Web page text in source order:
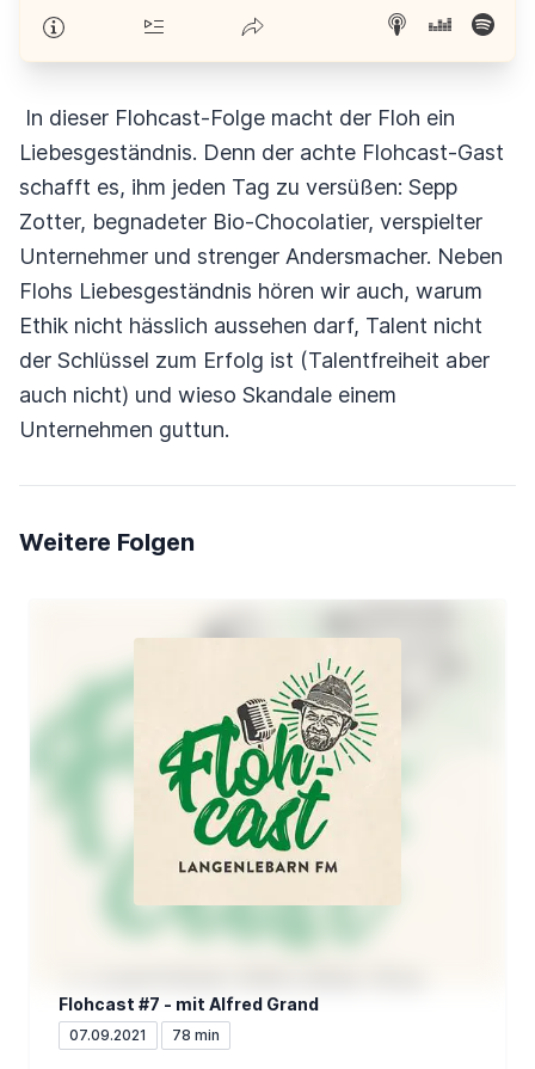
In dieser Flohcast-Folge macht der Floh ein
Liebesgeständnis. Denn der achte Flohcast-Gast
schafft es, ihm jeden Tag zu versüßen: Sepp
Zotter, begnadeter Bio-Chocolatier, verspielter
Unternehmer und strenger Andersmacher. Neben
Flohs Liebesgeständnis hören wir auch, warum
Ethik nicht hässlich aussehen darf, Talent nicht
der Schlüssel zum Erfolg ist (Talentfreiheit aber
auch nicht) und wieso Skandale einem
Unternehmen guttun.
Weitere Folgen
Flohcast #7 - mit Alfred Grand
07.09.2021 78 min